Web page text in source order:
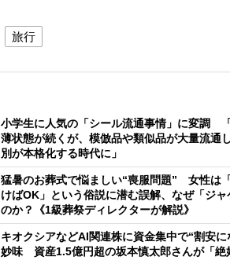
旅行
小学生に人気の「シール流通事情」に変調
薄状態が続くが、模倣品や類似品が大量流
別が本格化する時代に」
猛暑のお葬式で悩ましい“喪服問題” 女性は
けばOK」という俗説に潜む誤解、なぜ「ジ
のか？《1級葬祭ディレクターが解説》
キオクシアなどAI関連株に資金集中で“割安
妙味 資産1.5億円超の坂本慎太郎さんが「絶